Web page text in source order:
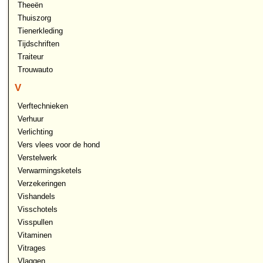
Theeën
Thuiszorg
Tienerkleding
Tijdschriften
Traiteur
Trouwauto
V
Verftechnieken
Verhuur
Verlichting
Vers vlees voor de hond
Verstelwerk
Verwarmingsketels
Verzekeringen
Vishandels
Visschotels
Visspullen
Vitaminen
Vitrages
Vlaggen